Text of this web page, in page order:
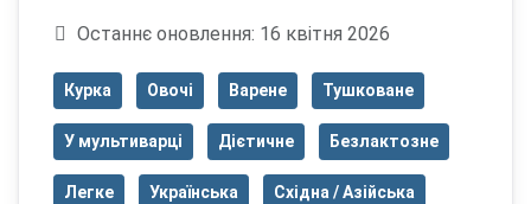
Деталі
Останнє оновлення: 16 квітня 2026
Курка Овочі Варене Тушковане
У мультиварці Дієтичне Безлактозне
Легке Українська Східна / Азійська